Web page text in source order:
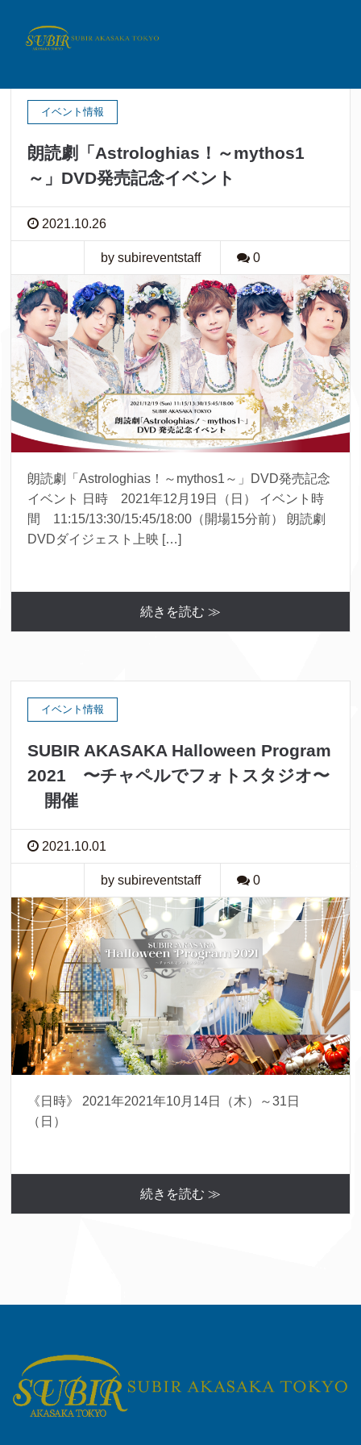
2021年10月
イベント情報
朗読劇「Astrologhias！～mythos1
～」DVD発売記念イベント
2021.10.26
by subireventstaff 0
朗読劇「Astrologhias！～mythos1～」DVD発売記念
イベント 日時 2021年12月19日（日） イベント時
間 11:15/13:30/15:45/18:00（開場15分前） 朗読劇
DVDダイジェスト上映 […]
続きを読む ≫
イベント情報
SUBIR AKASAKA Halloween Program
2021 〜チャペルでフォトスタジオ〜
開催
2021.10.01
by subireventstaff 0
《日時》 2021年2021年10月14日（木）～31日
（日）
続きを読む ≫